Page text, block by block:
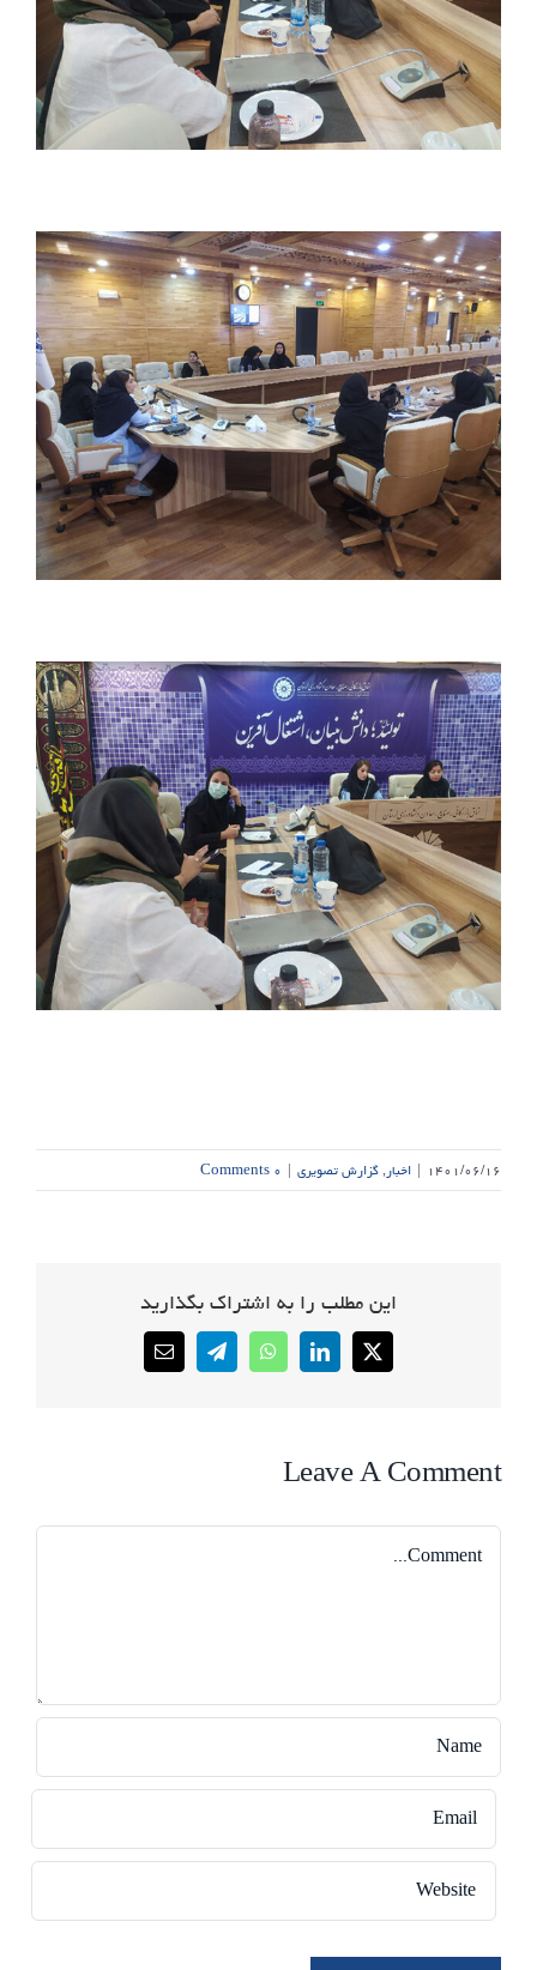
۱۴۰۱/۰۶/۱۶ | اخبار,گزارش تصویری | ۰ Comments
این مطلب را به اشتراک بگذارید
X
LinkedIn
WhatsApp
Telegram
Email
Leave A Comment